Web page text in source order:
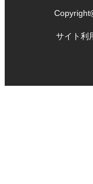
Copyright
サイト利